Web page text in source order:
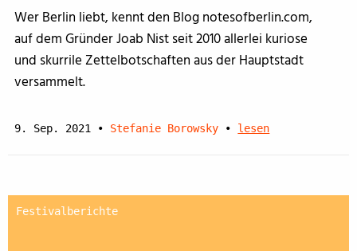
Wer Berlin liebt, kennt den Blog notesofberlin.com,
auf dem Gründer Joab Nist seit 2010 allerlei kuriose
und skurrile Zettelbotschaften aus der Hauptstadt
versammelt.
9. Sep. 2021 • Stefanie Borowsky • lesen
Festivalberichte